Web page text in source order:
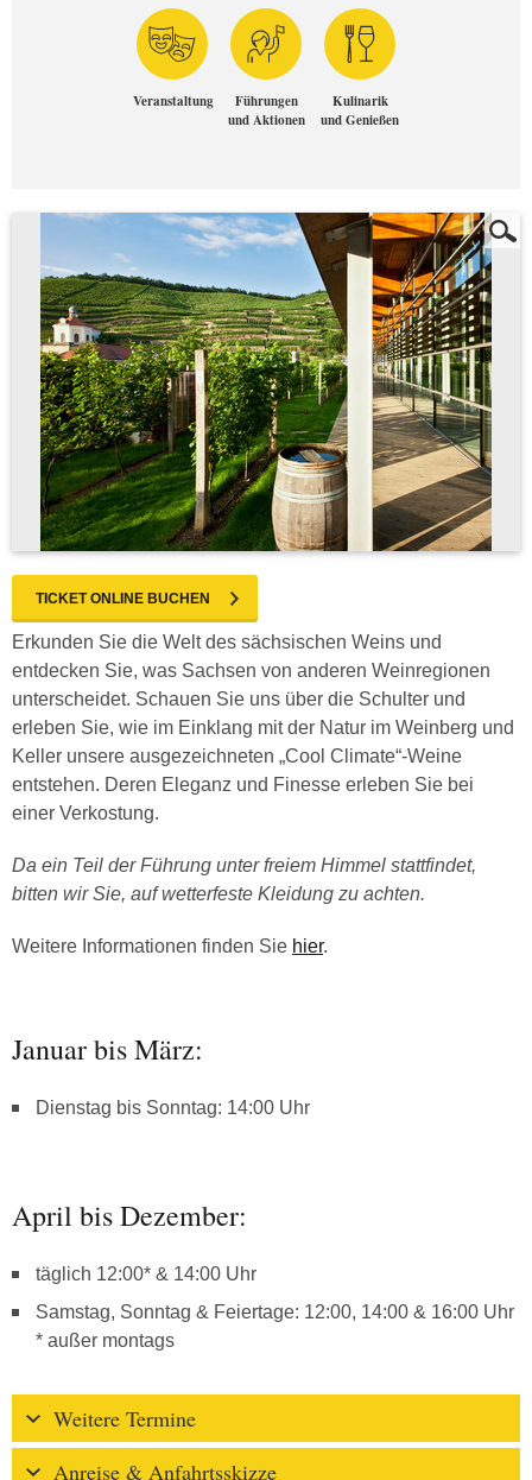
Veranstaltung
Führungen
und Aktionen
Kulinarik
und Genießen
TICKET ONLINE BUCHEN
Erkunden Sie die Welt des sächsischen Weins und
entdecken Sie, was Sachsen von anderen Weinregionen
unterscheidet. Schauen Sie uns über die Schulter und
erleben Sie, wie im Einklang mit der Natur im Weinberg und
Keller unsere ausgezeichneten „Cool Climate“-Weine
entstehen. Deren Eleganz und Finesse erleben Sie bei
einer Verkostung.
Da ein Teil der Führung unter freiem Himmel stattfindet,
bitten wir Sie, auf wetterfeste Kleidung zu achten.
Weitere Informationen finden Sie hier.
Januar bis März:
Dienstag bis Sonntag: 14:00 Uhr
April bis Dezember:
täglich 12:00* & 14:00 Uhr
Samstag, Sonntag & Feiertage: 12:00, 14:00 & 16:00 Uhr
* außer montags
Weitere Termine
Anreise & Anfahrtsskizze